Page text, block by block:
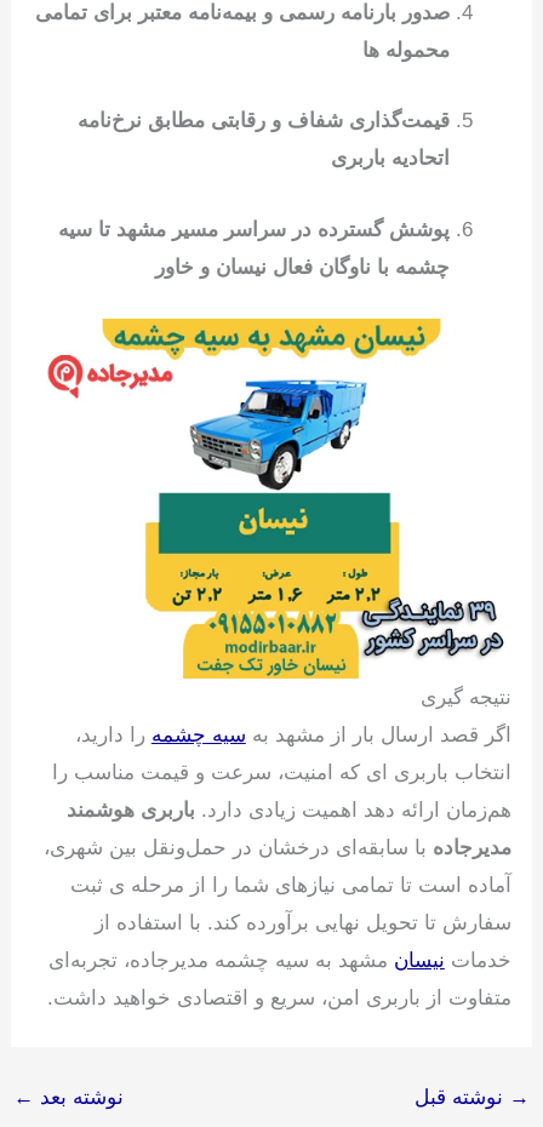
صدور بارنامه رسمی و بیمه‌نامه معتبر برای تمامی
محموله ها
قیمت‌گذاری شفاف و رقابتی مطابق نرخ‌نامه
اتحادیه باربری
پوشش گسترده در سراسر مسیر مشهد تا سیه
چشمه با ناوگان فعال نیسان و خاور
نتیجه گیری
اگر قصد ارسال بار از مشهد به سیه چشمه را دارید،
انتخاب باربری ای که امنیت، سرعت و قیمت مناسب را
هم‌زمان ارائه دهد اهمیت زیادی دارد. باربری هوشمند
مدیرجاده با سابقه‌ای درخشان در حمل‌ونقل بین شهری،
آماده است تا تمامی نیازهای شما را از مرحله ی ثبت
سفارش تا تحویل نهایی برآورده کند. با استفاده از
خدمات نیسان مشهد به سیه چشمه مدیرجاده، تجربه‌ای
متفاوت از باربری امن، سریع و اقتصادی خواهید داشت.
→ نوشته قبل نوشته بعد ←